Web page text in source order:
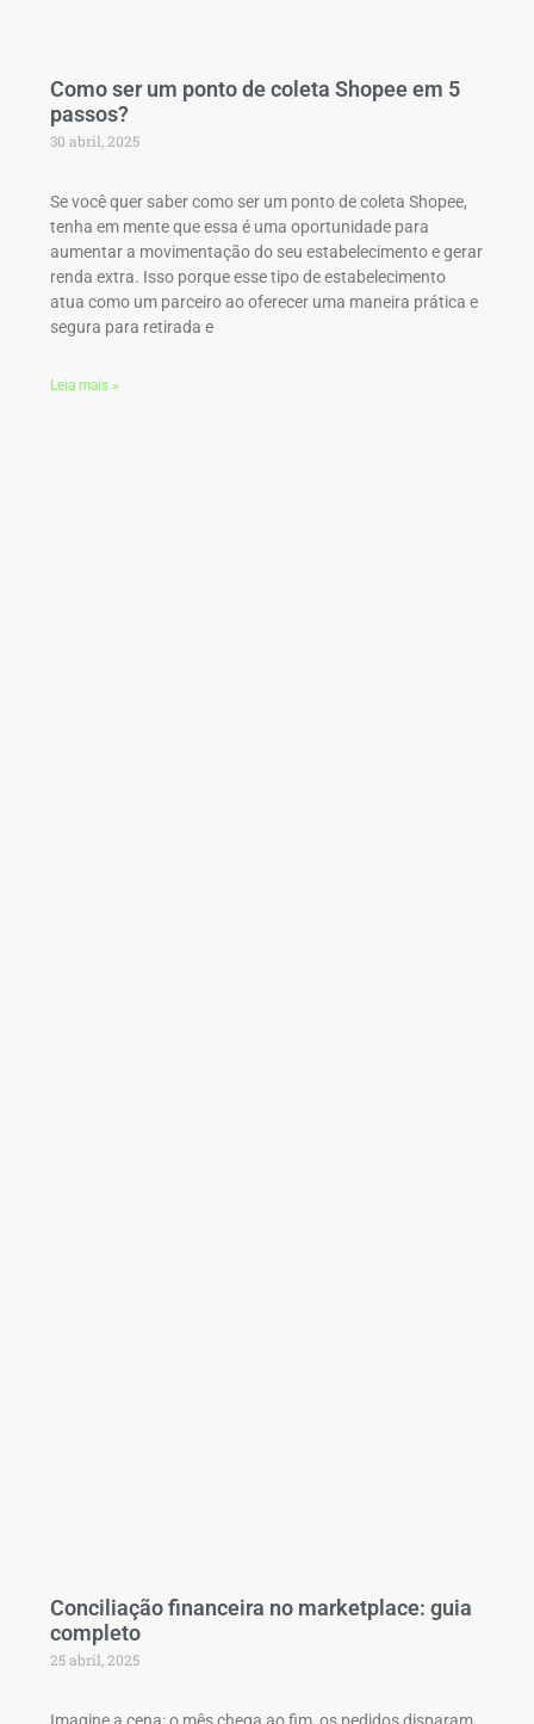
Como ser um ponto de coleta Shopee em 5
passos?
30 abril, 2025
Se você quer saber como ser um ponto de coleta Shopee,
tenha em mente que essa é uma oportunidade para
aumentar a movimentação do seu estabelecimento e gerar
renda extra. Isso porque esse tipo de estabelecimento
atua como um parceiro ao oferecer uma maneira prática e
segura para retirada e
Leia mais »
Conciliação financeira no marketplace: guia
completo
25 abril, 2025